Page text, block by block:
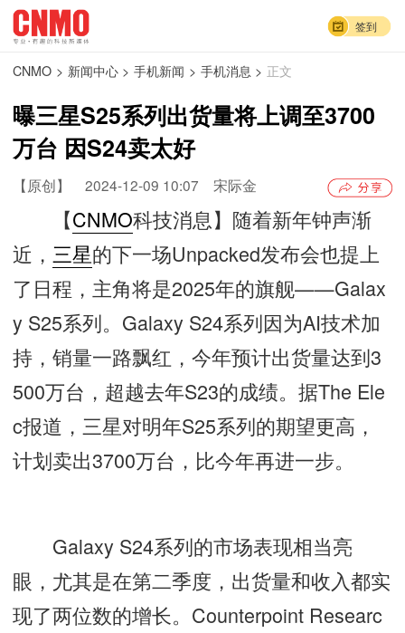
签到
CNMO > 新闻中心 > 手机新闻 > 手机消息 > 正文
曝三星S25系列出货量将上调至3700
万台 因S24卖太好
【原创】 2024-12-09 10:07 宋际金
【CNMO科技消息】随着新年钟声渐
近， 三星的下一场Unpacked发布会也提上
了日程，主角将是2025年的旗舰——Galax
y S25系列。Galaxy S24系列因为AI技术加
持，销量一路飘红，今年预计出货量达到3
500万台，超越去年S23的成绩。据The Ele
c报道，三星对明年S25系列的期望更高，
计划卖出3700万台，比今年再进一步。
Galaxy S24系列的市场表现相当亮
眼，尤其是在第二季度，出货量和收入都实
现了两位数的增长。Counterpoint Researc